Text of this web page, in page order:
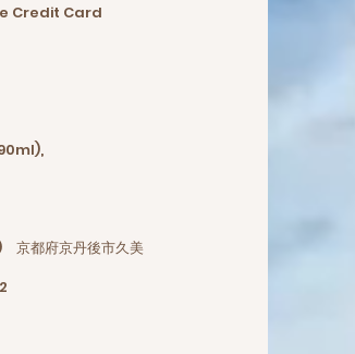
Credit Card
都府京丹後市久美